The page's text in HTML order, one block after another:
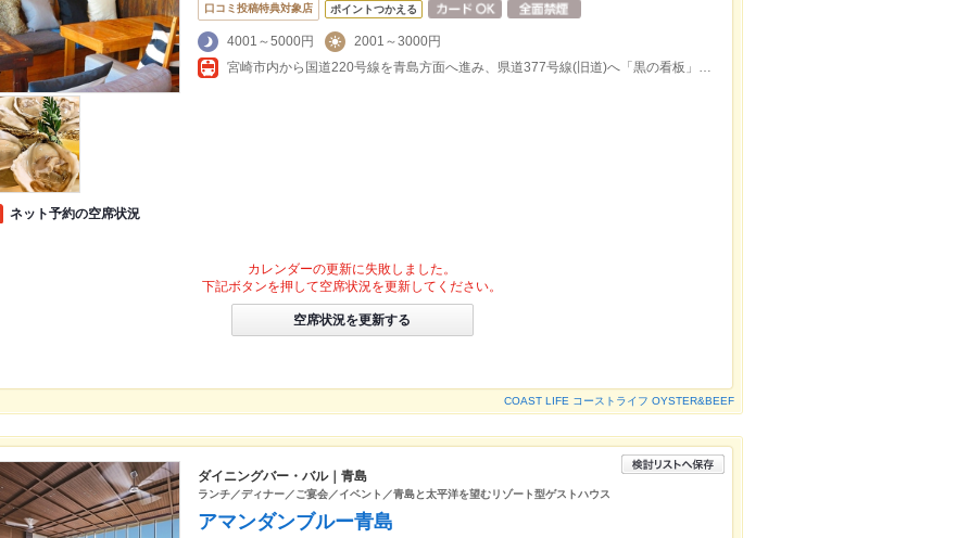
口コミ投稿特典対象店 ポイントつかえる
4001～5000円
2001～3000円
宮崎市内から国道220号線を青島方面へ進み、県道377号線(旧道)へ「黒の看板」さんを左折
ネット予約の空席状況
カレンダーの更新に失敗しました。
下記ボタンを押して空席状況を更新してください。
空席状況を更新する
COAST LIFE コーストライフ OYSTER&BEEF
ダイニングバー・バル｜青島
ランチ／ディナー／ご宴会／イベント／青島と太平洋を望むリゾート型ゲストハウス
アマンダンブルー青島